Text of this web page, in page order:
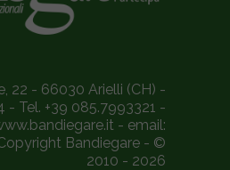
22 - 66030 Arielli (CH) -
- Tel. +39 085.7993321 -
- email:
Bandiegare - ©
2010 - 2026